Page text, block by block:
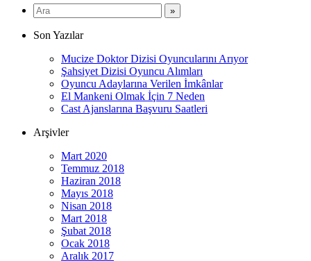
Son Yazılar
Mucize Doktor Dizisi Oyuncularını Arıyor
Şahsiyet Dizisi Oyuncu Alımları
Oyuncu Adaylarına Verilen İmkânlar
El Mankeni Olmak İçin 7 Neden
Cast Ajanslarına Başvuru Saatleri
Arşivler
Mart 2020
Temmuz 2018
Haziran 2018
Mayıs 2018
Nisan 2018
Mart 2018
Şubat 2018
Ocak 2018
Aralık 2017